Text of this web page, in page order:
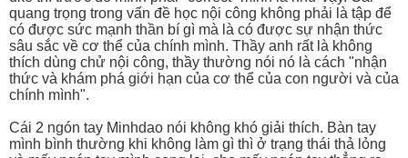
quang trọng trong vấn đề học nội công không phải là tập để
có được sức mạnh thần bí gì mà là có được sự nhận thức
sâu sắc về cơ thể của chính mình. Thầy anh rất là không
thích dùng chử nội công, thầy thường nói nó là cách "nhận
thức và khám phá giới hạn của cơ thể của con người và của
chính mình".
Cái 2 ngón tay Minhdao nói không khó giải thích. Bàn tay
mình bình thường khi không làm gì thì ở trạng thái thả lỏng